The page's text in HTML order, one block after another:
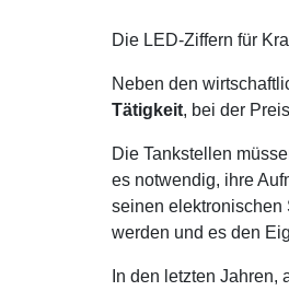
Die LED-Ziffern für
Neben den
Tätigkeit, bei der
Die Tankstellen
es notwendig, ihre
seinen elektronischen
werden und es den
In den letzten